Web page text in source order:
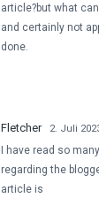
article?but what
and certainly not
done.
Fletcher 2. Juli
I have read so
regarding the
article is